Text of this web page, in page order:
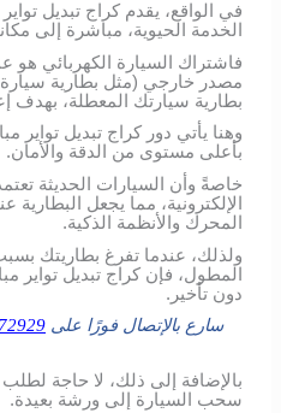
في الواقع، يقدم كراج تبديل
الخدمة الحيوية، مباشرة إلى
فاشتراك السيارة الكهربائي هو
مصدر خارجي (مثل بطارية
بطارية سيارتك المعطلة، بهدف
وهنا يأتي دور كراج تبديل تواير
بأعلى مستوى من الدقة والأمان.
خاصةً وأن السيارات الحديثة
الإلكترونية، مما يجعل
المحرك والأنظمة الذكية.
ولذلك، عندما تفرغ بطاريتك
المطول، فإن كراج تبديل تواير
دون تأخير.
سارع بالإتصال فورًا على
بالإضافة إلى ذلك، لا حاجة لطلب
سحب السيارة إلى ورشة بعيدة.